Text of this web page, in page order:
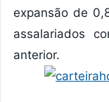
expansão de
assalariados
anterior.